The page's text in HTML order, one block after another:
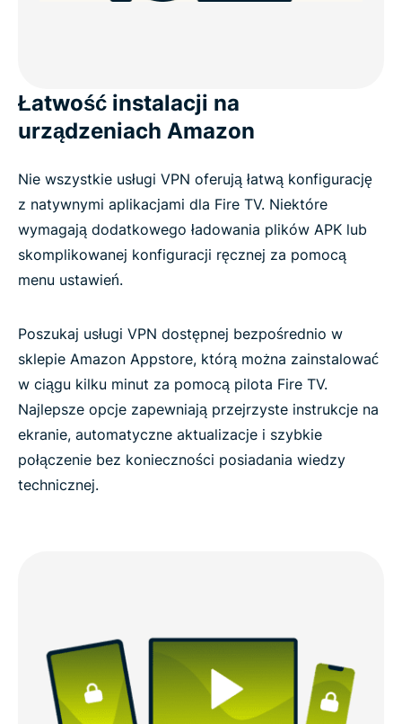
Łatwość instalacji na
urządzeniach Amazon
Nie wszystkie usługi VPN oferują łatwą konfigurację
z natywnymi aplikacjami dla Fire TV. Niektóre
wymagają dodatkowego ładowania plików APK lub
skomplikowanej konfiguracji ręcznej za pomocą
menu ustawień.
Poszukaj usługi VPN dostępnej bezpośrednio w
sklepie Amazon Appstore, którą można zainstalować
w ciągu kilku minut za pomocą pilota Fire TV.
Najlepsze opcje zapewniają przejrzyste instrukcje na
ekranie, automatyczne aktualizacje i szybkie
połączenie bez konieczności posiadania wiedzy
technicznej.